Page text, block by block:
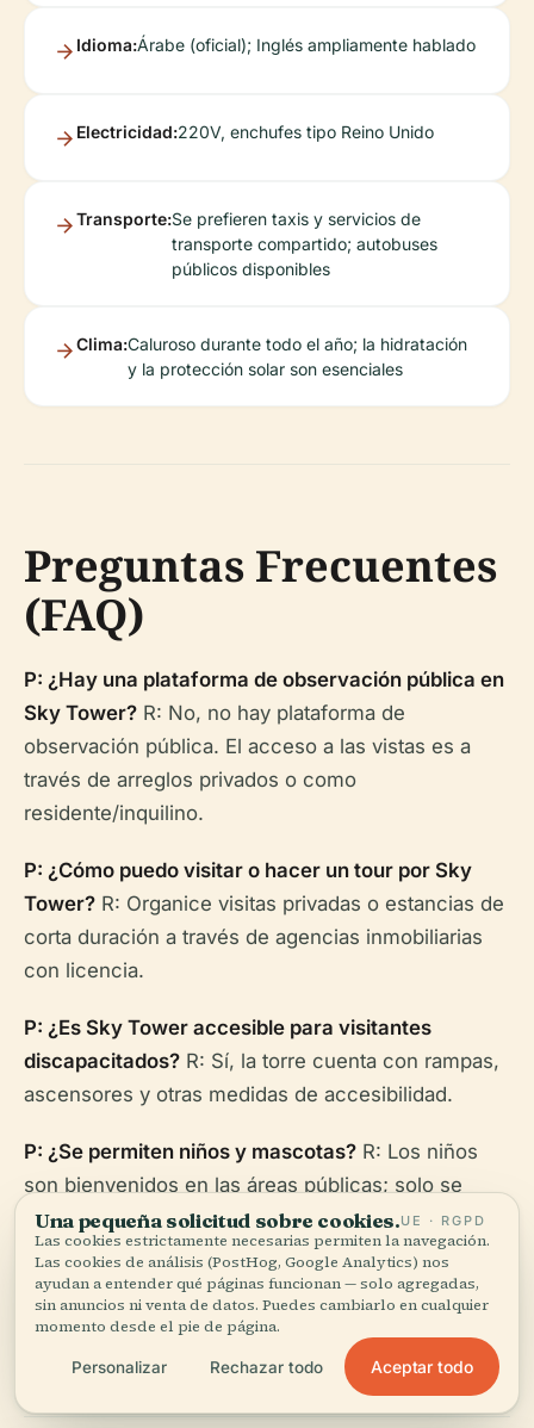
Idioma:Árabe (oficial); Inglés ampliamente hablado
Electricidad:220V, enchufes tipo Reino Unido
Transporte:Se prefieren taxis y servicios de
transporte compartido; autobuses
públicos disponibles
Clima:Caluroso durante todo el año; la hidratación
y la protección solar son esenciales
Preguntas Frecuentes
(FAQ)
P: ¿Hay una plataforma de observación pública en
Sky Tower? R: No, no hay plataforma de
observación pública. El acceso a las vistas es a
través de arreglos privados o como
residente/inquilino.
P: ¿Cómo puedo visitar o hacer un tour por Sky
Tower? R: Organice visitas privadas o estancias de
corta duración a través de agencias inmobiliarias
con licencia.
P: ¿Es Sky Tower accesible para visitantes
discapacitados? R: Sí, la torre cuenta con rampas,
ascensores y otras medidas de accesibilidad.
P: ¿Se permiten niños y mascotas? R: Los niños
son bienvenidos en las áreas públicas; solo se
permiten animales de servicio.
P: ¿Cuáles son los horarios de visita para las áreas
públicas?R: Generalmente, de 9:00 a. m. a 9:00 p.
Una pequeña solicitud sobre cookies.UE · RGPD
Las cookies estrictamente necesarias permiten la navegación.
Las cookies de análisis (PostHog, Google Analytics) nos
ayudan a entender qué páginas funcionan — solo agregadas,
sin anuncios ni venta de datos. Puedes cambiarlo en cualquier
momento desde el pie de página.
Personalizar Rechazar todo Aceptar todo